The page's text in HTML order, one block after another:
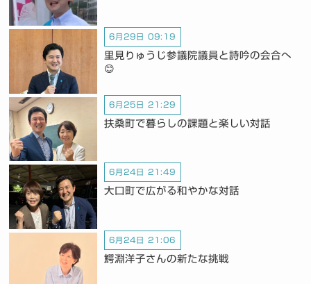
6月29日 09:19
里見りゅうじ参議院議員と詩吟の会合へ
😊
6月25日 21:29
扶桑町で暮らしの課題と楽しい対話
6月24日 21:49
大口町で広がる和やかな対話
6月24日 21:06
鰐淵洋子さんの新たな挑戦